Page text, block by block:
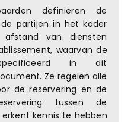
definiëren de
partijen in het kader
van diensten
waarvan de
in dit
Ze regelen alle
de reservering en de
tussen de
kennis te hebben